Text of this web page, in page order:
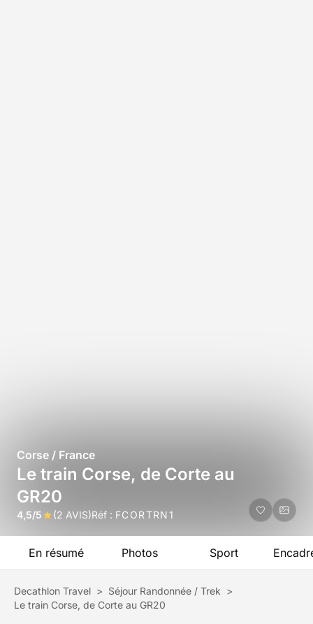
Corse / France
Le train Corse, de Corte au
GR20
4,5/5 (2 AVIS)Réf : FCORTRN1
En résumé Photos Sport
Decathlon Travel > Séjour Randonnée / Trek >
Le train Corse, de Corte au GR20